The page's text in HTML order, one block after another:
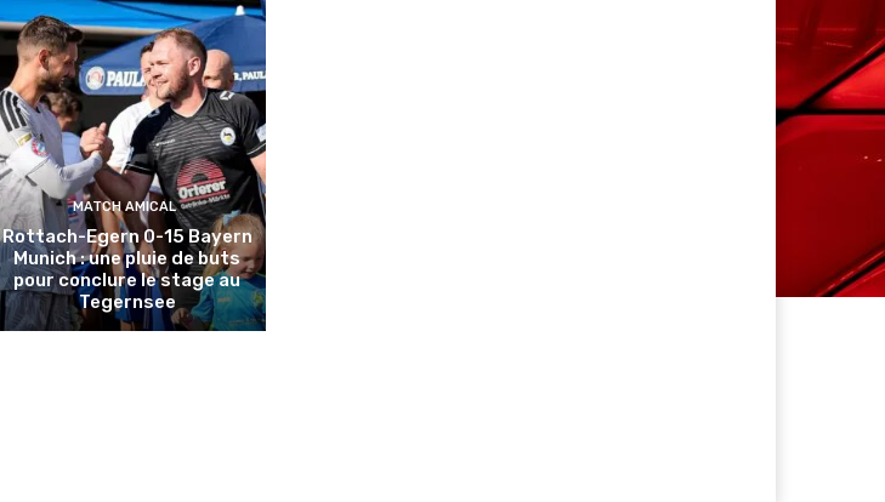
MATCH AMICAL
Rottach-Egern 0-15 Bayern
Munich : une pluie de buts
pour conclure le stage au
Tegernsee